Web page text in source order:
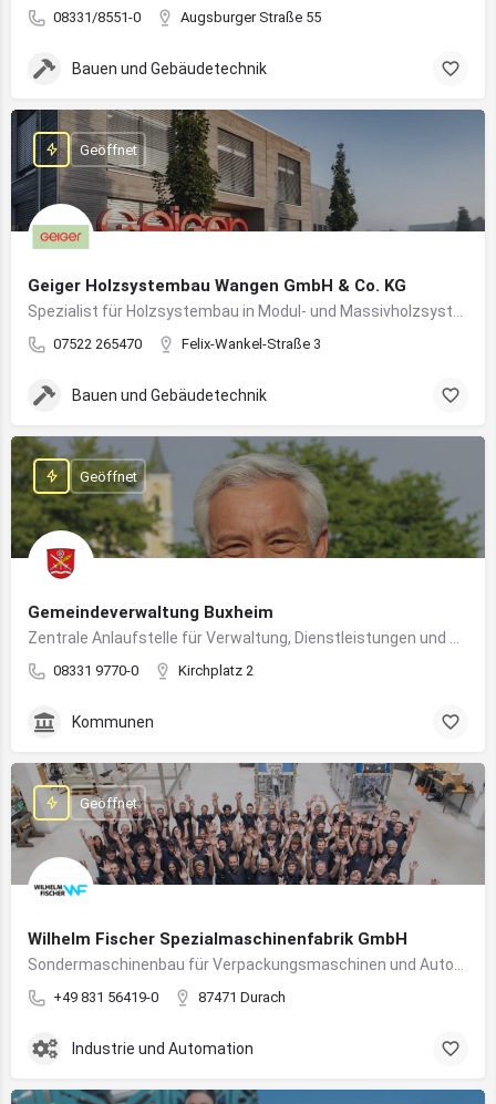
08331/8551-0 Augsburger Straße 55
Bauen und Gebäudetechnik
Geiger Holzsystembau Wangen GmbH & Co. KG
07522 265470 Felix-Wankel-Straße 3
Geöffnet
Bauen und Gebäudetechnik
Gemeindeverwaltung Buxheim
08331 9770-0 Kirchplatz 2
Geöffnet
Kommunen
Wilhelm Fischer Spezialmaschinenfabrik GmbH
+49 831 56419-0 87471 Durach
Geöffnet
Industrie und Automation